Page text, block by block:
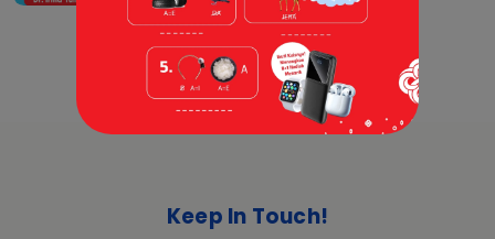
Keep In Touch!